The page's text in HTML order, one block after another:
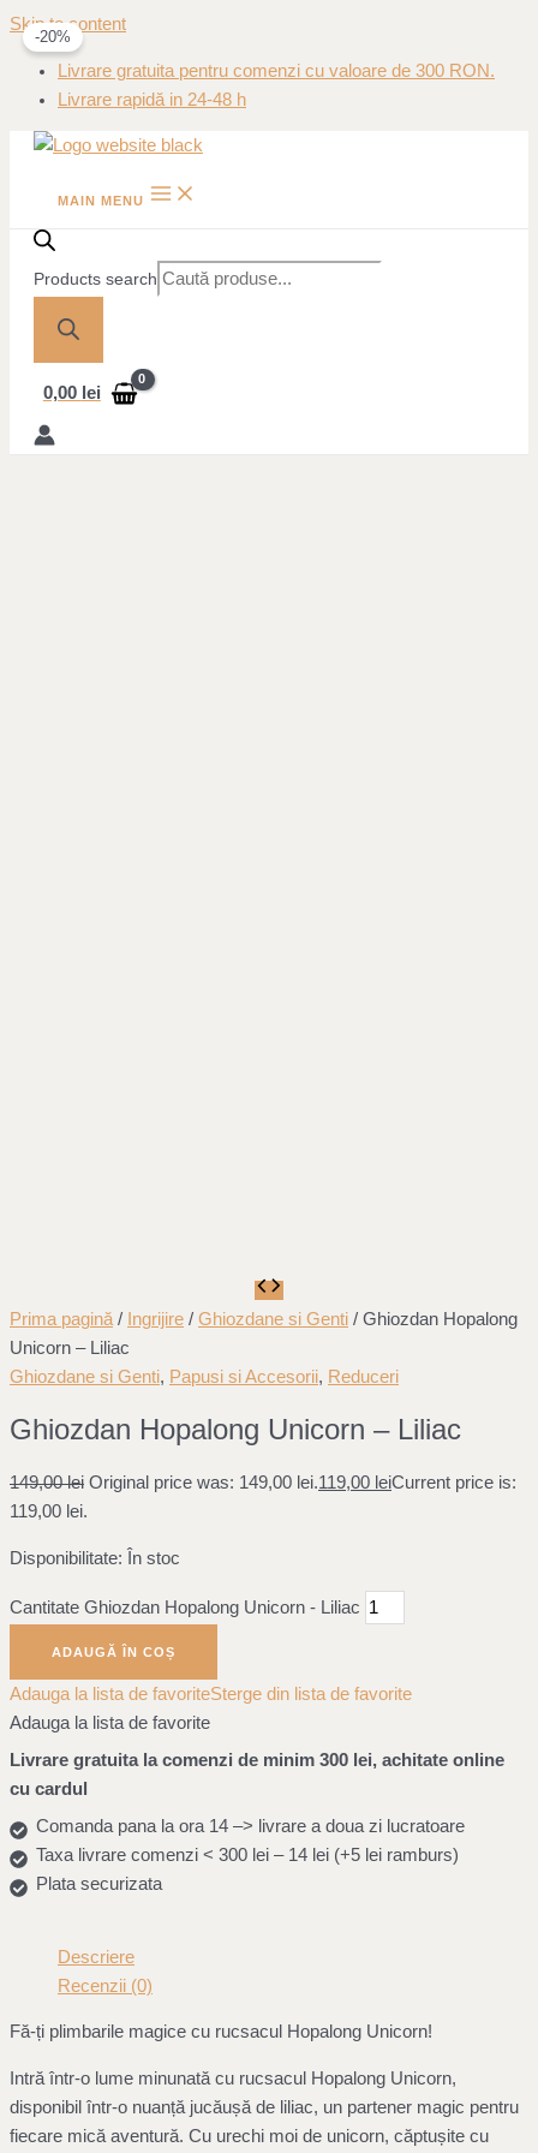
Skip to content
Livrare gratuita pentru comenzi cu valoare de 300 RON.
Livrare rapidă in 24-48 h
MAIN MENU
Products search
0,00 lei
-20%
Prima pagină / Ingrijire / Ghiozdane si Genti / Ghiozdan Hopalong
Unicorn – Liliac
Ghiozdane si Genti, Papusi si Accesorii, Reduceri
Ghiozdan Hopalong Unicorn – Liliac
149,00lei Original price was: 149,00 lei.119,00 leiCurrent price is:
119,00 lei.
Disponibilitate: În stoc
Cantitate Ghiozdan Hopalong Unicorn - Liliac
ADAUGĂ ÎN COȘ
Adauga la lista de favoriteSterge din lista de favorite
Adauga la lista de favorite
Livrare gratuita la comenzi de minim 300 lei, achitate online
cu cardul
Comanda pana la ora 14 –> livrare a doua zi lucratoare
Taxa livrare comenzi < 300 lei – 14 lei (+5 lei ramburs)
Plata securizata
Descriere
Recenzii (0)
Fă-ți plimbarile magice cu rucsacul Hopalong Unicorn!
Intră într-o lume minunată cu rucsacul Hopalong Unicorn,
disponibil într-o nuanță jucăușă de liliac, un partener magic pentru
fiecare mică aventură. Cu urechi moi de unicorn, căptușite cu